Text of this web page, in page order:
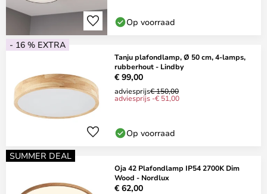
Op voorraad
- 16 % EXTRA
Tanju plafondlamp, Ø 50 cm, 4-lamps,
rubberhout - Lindby
€ 99,00
adviesprijs€ 150,00
adviesprijs -€ 51,00
Op voorraad
SUMMER DEAL
Oja 42 Plafondlamp IP54 2700K Dim
Wood - Nordlux
€ 62,00